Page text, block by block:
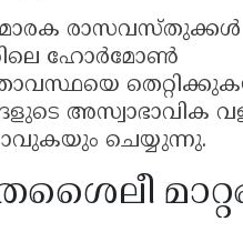
രാസവസ്തുക്കൾ
ഹോർമോൺ
അസ്വാഭാവിക
ചെയ്യുന്നു.